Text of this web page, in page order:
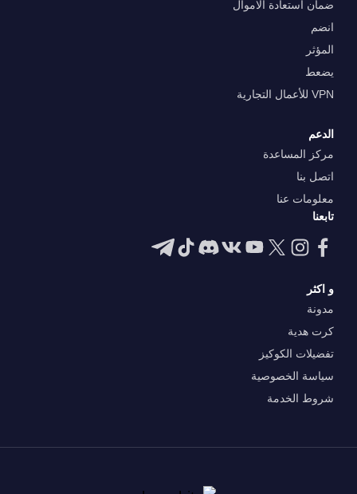
ضمان استعادة الاموال
انضم
المؤثر
يضعط
VPN للأعمال التجارية
الدعم
مركز المساعدة
اتصل بنا
معلومات عنا
تابعنا
و اكثر
مدونة
كرت هدية
تفضيلات الكوكيز
سياسة الخصوصية
شروط الخدمة